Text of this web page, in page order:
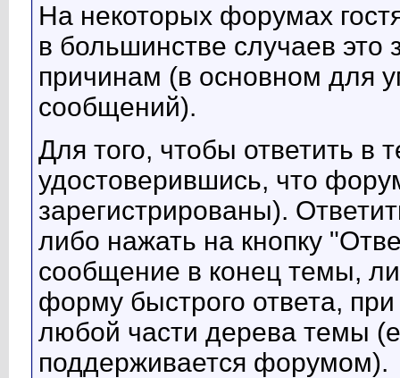
На некоторых форумах
в большинстве случаев
причинам (в основном для
сообщений).
Для того, чтобы ответить в
удостоверившись, что
зарегистрированы).
либо нажать на кнопку
сообщение в конец темы,
форму быстрого ответа,
любой части дерева темы
поддерживается форумом).